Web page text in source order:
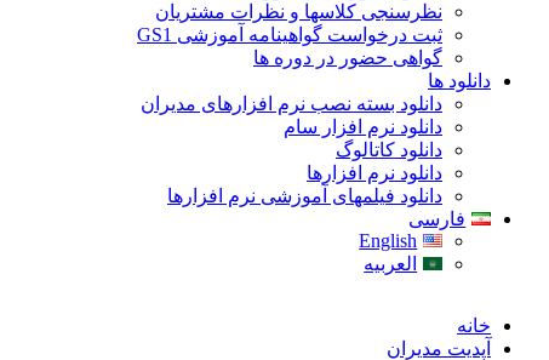
نظرسنجی کلاسها و نظرات مشتریان
ثبت درخواست گواهینامه آموزشی GS1
گواهی حضور در دوره ها
دانلود ها
دانلود بسته نصب نرم افزارهای مدیران
دانلود نرم افزار سام
دانلود کاتالوگ
دانلود نرم افزارها
دانلود فیلمهای آموزشی نرم افزارها
فارسی
English
العربیه
خانه
آپدیت مدیران